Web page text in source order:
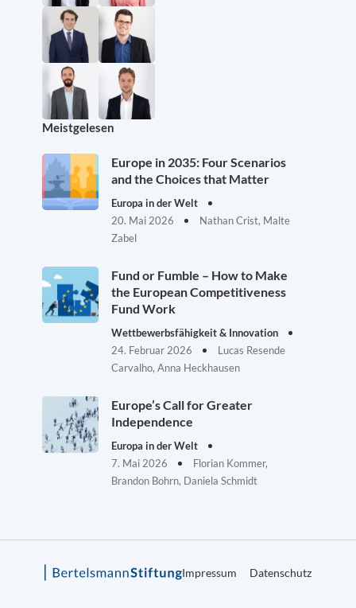
Meistgelesen
Europe in 2035: Four Scenarios
and the Choices that Matter
Europa in der Welt
20. Mai 2026
Nathan Crist, Malte
Zabel
Fund or Fumble – How to Make
the European Competitiveness
Fund Work
Wettbewerbsfähigkeit & Innovation
24. Februar 2026
Lucas Resende
Carvalho, Anna Heckhausen
Europe’s Call for Greater
Independence
Europa in der Welt
7. Mai 2026
Florian Kommer,
Brandon Bohrn, Daniela Schmidt
Impressum Datenschutz